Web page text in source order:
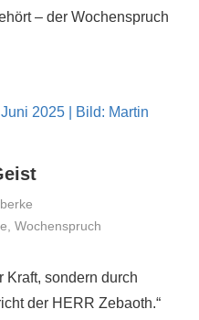
– der Wochenspruch
,Wochenspruch
Kraft, sondern durch
der HERR Zebaoth.“